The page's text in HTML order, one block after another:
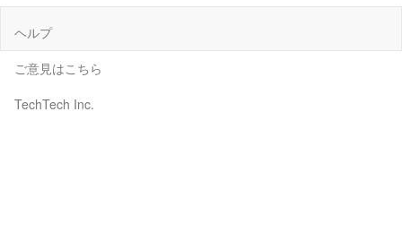
ヘルプ
ご意見はこちら
TechTech Inc.